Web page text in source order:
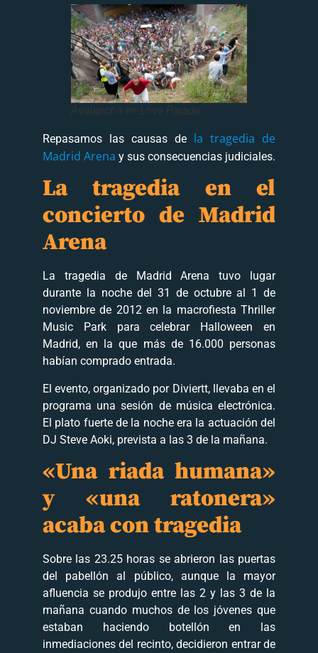
Avalancha en Love Parade
Repasamos las causas de la tragedia de
Madrid Arena y sus consecuencias judiciales.
La tragedia en el
concierto de Madrid
Arena
La tragedia de Madrid Arena tuvo lugar
durante la noche del 31 de octubre al 1 de
noviembre de 2012 en la macrofiesta Thriller
Music Park para celebrar Halloween en
Madrid, en la que más de 16.000 personas
habían comprado entrada.
El evento, organizado por Diviertt, llevaba en el
programa una sesión de música electrónica.
El plato fuerte de la noche era la actuación del
DJ Steve Aoki, prevista a las 3 de la mañana.
«Una riada humana»
y «una ratonera»
acaba con tragedia
Sobre las 23.25 horas se abrieron las puertas
del pabellón al público, aunque la mayor
afluencia se produjo entre las 2 y las 3 de la
mañana cuando muchos de los jóvenes que
estaban haciendo botellón en las
inmediaciones del recinto, decidieron entrar de